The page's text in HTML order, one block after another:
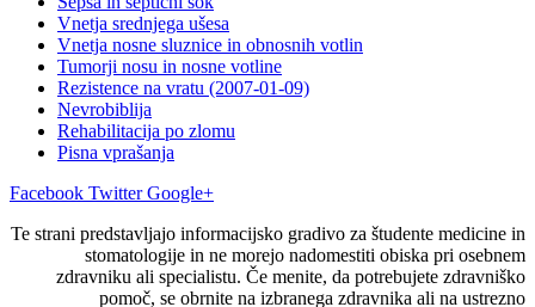
Vnetja srednjega ušesa
Vnetja nosne sluznice in obnosnih votlin
Tumorji nosu in nosne votline
Rezistence na vratu (2007-01-09)
Nevrobiblija
Rehabilitacija po zlomu
Pisna vprašanja
Facebook Twitter Google+
Te strani predstavljajo informacijsko gradivo za študente medicine in
stomatologije in ne morejo nadomestiti obiska pri osebnem
zdravniku ali specialistu. Če menite, da potrebujete zdravniško
pomoč, se obrnite na izbranega zdravnika ali na ustrezno